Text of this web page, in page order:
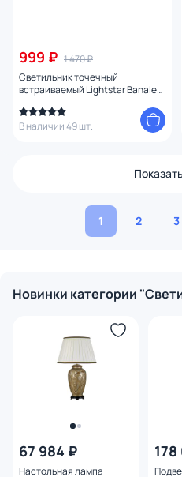
999 ₽ 1 470 ₽
Светильник точечный
встраиваемый Lightstar Banale
В наличии 49 шт.
1 2 3
Новинки категории
67 984 ₽
Настольная лампа